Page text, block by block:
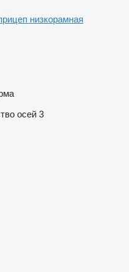
низкорамная
осей 3